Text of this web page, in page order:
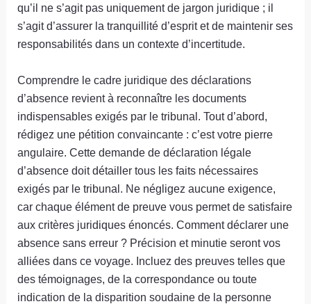
qu’il ne s’agit pas uniquement de jargon juridique ; il
s’agit d’assurer la tranquillité d’esprit et de maintenir ses
responsabilités dans un contexte d’incertitude.
Comprendre le cadre juridique des déclarations
d’absence revient à reconnaître les documents
indispensables exigés par le tribunal. Tout d’abord,
rédigez une pétition convaincante : c’est votre pierre
angulaire. Cette demande de déclaration légale
d’absence doit détailler tous les faits nécessaires
exigés par le tribunal. Ne négligez aucune exigence,
car chaque élément de preuve vous permet de satisfaire
aux critères juridiques énoncés. Comment déclarer une
absence sans erreur ? Précision et minutie seront vos
alliées dans ce voyage. Incluez des preuves telles que
des témoignages, de la correspondance ou toute
indication de la disparition soudaine de la personne